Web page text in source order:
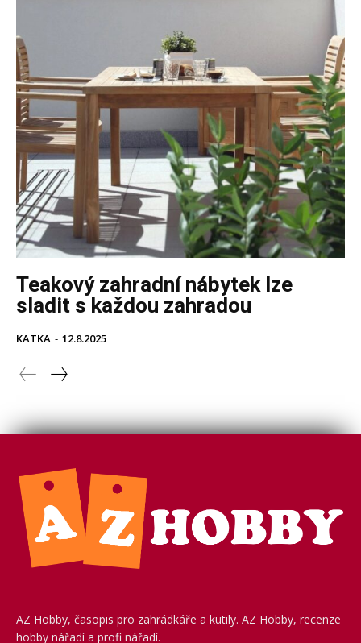
AZ Hobby, časopis pro zahrádkáře a kutily. AZ Hobby, recenze
hobby nářadí a profi nářadí.